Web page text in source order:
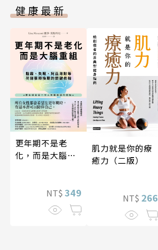
健康最新
更年期不是老
化，而是大腦重
NT$ 349
肌力就是你的療
癒力（二版）
NT$ 266